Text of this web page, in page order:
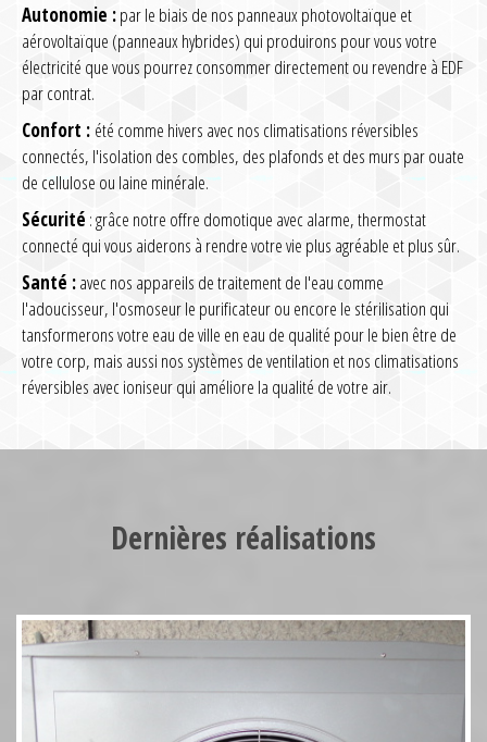
Autonomie :par le biais de nos panneaux photovoltaïque et
aérovoltaïque (panneaux hybrides) qui produirons pour vous votre
électricité que vous pourrez consommer directement ou revendre à EDF
par contrat.
Confort : été comme hivers avec nos climatisations réversibles
connectés, l'isolation des combles, des plafonds et des murs par ouate
de cellulose ou laine minérale.
Sécurité : grâce notre offre domotique avec alarme, thermostat
connecté qui vous aiderons à rendre votre vie plus agréable et plus sûr.
Santé :avec nos appareils de traitement de l'eau comme
l'adoucisseur, l'osmoseur le purificateur ou encore le stérilisation qui
tansformerons votre eau de ville en eau de qualité pour le bien être de
votre corp, mais aussi nos systèmes de ventilation et nos climatisations
réversibles avec ioniseur qui améliore la qualité de votre air.
Dernières réalisations